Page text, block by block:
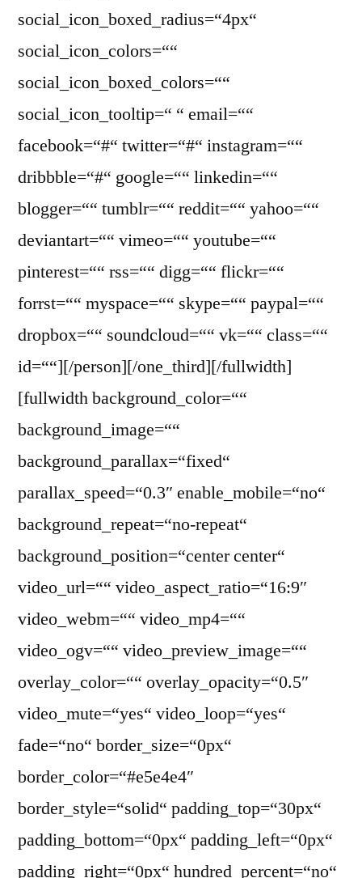
social_icon_boxed_radius=“4px“
social_icon_colors=““
social_icon_boxed_colors=““
social_icon_tooltip=“ “ email=““
facebook=“#“ twitter=“#“ instagram=““
dribbble=“#“ google=““ linkedin=““
blogger=““ tumblr=““ reddit=““ yahoo=““
deviantart=““ vimeo=““ youtube=““
pinterest=““ rss=““ digg=““ flickr=““
forrst=““ myspace=““ skype=““ paypal=““
dropbox=““ soundcloud=““ vk=““ class=““
id=““][/person][/one_third][/fullwidth]
[fullwidth background_color=““
background_image=““
background_parallax=“fixed“
parallax_speed=“0.3″ enable_mobile=“no“
background_repeat=“no-repeat“
background_position=“center center“
video_url=““ video_aspect_ratio=“16:9″
video_webm=““ video_mp4=““
video_ogv=““ video_preview_image=““
overlay_color=““ overlay_opacity=“0.5″
video_mute=“yes“ video_loop=“yes“
fade=“no“ border_size=“0px“
border_color=“#e5e4e4″
border_style=“solid“ padding_top=“30px“
padding_bottom=“0px“ padding_left=“0px“
padding_right=“0px“ hundred_percent=“no“